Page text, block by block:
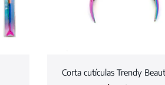
Corta cutículas Trendy